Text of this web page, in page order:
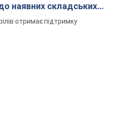
наявних складських
отримає підтримку